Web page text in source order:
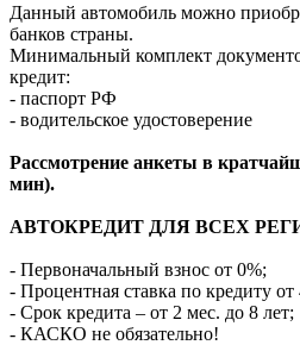
Данный автомобиль можно
банков страны.
Минимальный комплект
кредит:
- паспорт РФ
- водительское удостоверение
Рассмотрение анкеты в
мин).
АВТОКРЕДИТ ДЛЯ ВСЕХ
- Первоначальный взнос от 0%;
- Процентная ставка по кредиту
- Срок кредита – от 2 мес. до 8 лет;
- КАСКО не обязательно!